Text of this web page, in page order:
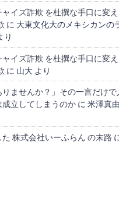
イズ詐欺 を杜撰な手口に変え
に 大東文化大のメキシカンの
り
イズ詐欺 を杜撰な手口に変え
に 山大 より
ませんか？」その一言だけで
立してしまうのか に 米澤真由
株式会社いーふらん の末路